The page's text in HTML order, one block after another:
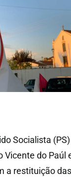
Socialista
Vicente do Paúl
a restituição